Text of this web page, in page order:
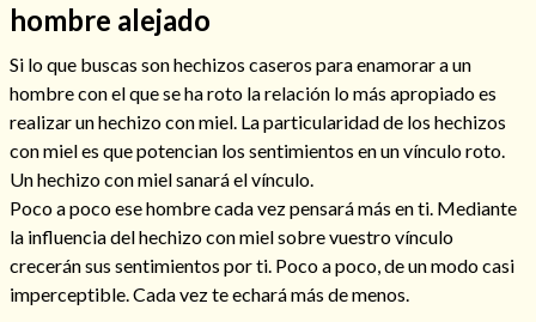
Cómo alejar a la amante de mi esposo
hombre alejado
Si lo que buscas son hechizos caseros para enamorar a un
hombre con el que se ha roto la relación lo más apropiado es
realizar un hechizo con miel. La particularidad de los hechizos
con miel es que potencian los sentimientos en un vínculo roto.
Un hechizo con miel sanará el vínculo.
Poco a poco ese hombre cada vez pensará más en ti. Mediante
la influencia del hechizo con miel sobre vuestro vínculo
crecerán sus sentimientos por ti. Poco a poco, de un modo casi
imperceptible. Cada vez te echará más de menos.